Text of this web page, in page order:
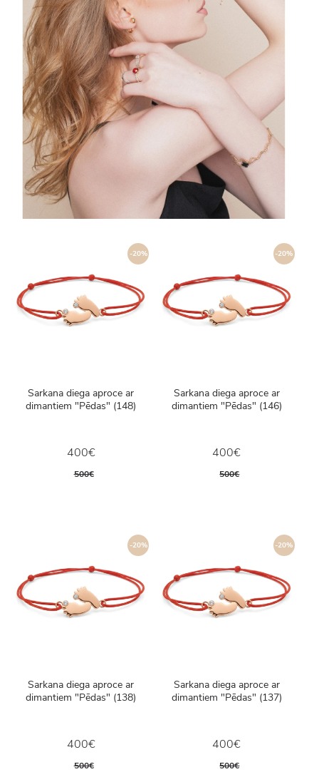
-20%
Sarkana diega aproce ar
dimantiem "Pēdas" (148)
400€
500€
-20%
Sarkana diega aproce ar
dimantiem "Pēdas" (146)
400€
500€
-20%
Sarkana diega aproce ar
dimantiem "Pēdas" (138)
400€
500€
-20%
Sarkana diega aproce ar
dimantiem "Pēdas" (137)
400€
500€